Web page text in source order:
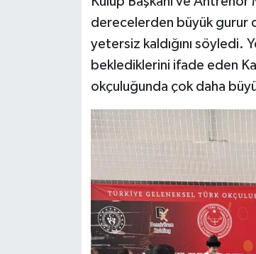
derecelerden büyük gurur
yetersiz kaldığını
beklediklerini ifade eden
okçuluğunda çok daha